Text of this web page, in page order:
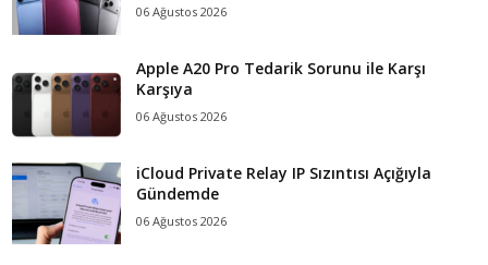
06 Ağustos 2026
Apple A20 Pro Tedarik Sorunu ile Karşı
Karşıya
06 Ağustos 2026
iCloud Private Relay IP Sızıntısı Açığıyla
Gündemde
06 Ağustos 2026